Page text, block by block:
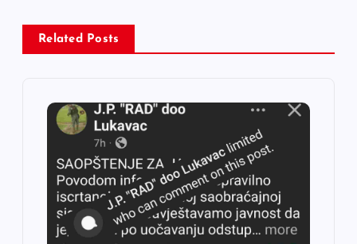
c
Related Posts